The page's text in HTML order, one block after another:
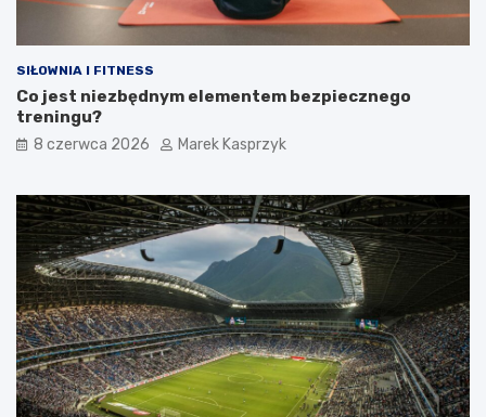
SIŁOWNIA I FITNESS
Co jest niezbędnym elementem bezpiecznego
treningu?
8 czerwca 2026 Marek Kasprzyk